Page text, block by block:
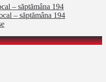
– săptămâna 194
– săptămâna 194